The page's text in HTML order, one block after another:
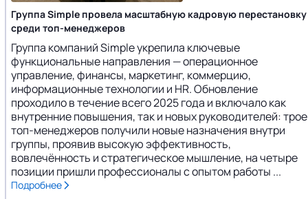
Группа Simple провела масштабную кадровую перестановку
среди топ-менеджеров
Группа компаний Simple укрепила ключевые
функциональные направления — операционное
управление, финансы, маркетинг, коммерцию,
информационные технологии и HR. Обновление
проходило в течение всего 2025 года и включало как
внутренние повышения, так и новых руководителей: трое
топ-менеджеров получили новые назначения внутри
группы, проявив высокую эффективность,
вовлечённость и стратегическое мышление, на четыре
позиции пришли профессионалы с опытом работы ...
Подробнее